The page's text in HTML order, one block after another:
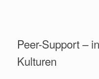
Peer-Support –
Kulturen